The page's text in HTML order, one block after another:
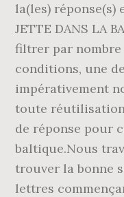
la(les) réponse(s)
JETTE DANS LA
filtrer par nombre
conditions, une
impérativement
toute
de réponse pour
baltique.Nous
trouver la bonne
lettres